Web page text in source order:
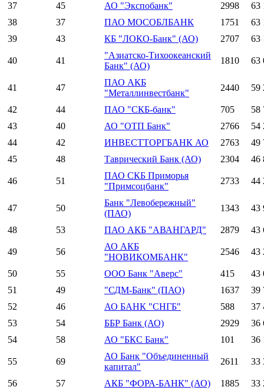
37
45 АО "Экспобанк" 2998
63
38
37 ПАО МОСОБЛБАНК 1751
63
39
43 КБ "ЛОКО-Банк" (АО) 2707 63
40 41
"Азиатско-Тихоокеанский
Банк" (АО)
1810 63
41 47
ПАО АКБ
"Металлинвестбанк"
2440 59
42 44 ПАО "СКБ-банк" 705
58
43
40 АО "ОТП Банк" 2766
54
44
42 ИНВЕСТТОРГБАНК АО 2763
49
45
48 Таврический Банк (АО) 2304 46
46 51
ПАО СКБ Приморья
"Примсоцбанк"
2733 44
47 50
Банк "Левобережный"
(ПАО)
1343 43
48 53 ПАО АКБ "АВАНГАРД" 2879 43
49 56
АО АКБ
"НОВИКОМБАНК"
2546 43
50 55 ООО Банк "Аверс" 415
43
51
49 "СДМ-Банк" (ПАО) 1637
39
52
46 АО БАНК "СНГБ" 588
37
53
54 ББР Банк (АО) 2929
36
54
58 АО "БКС Банк" 101 36
55 69
АО Банк "Объединенный
капитал"
2611 33
56 57 АКБ "ФОРА-БАНК" (АО) 1885
33